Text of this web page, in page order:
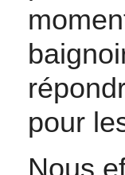
pour
Nous